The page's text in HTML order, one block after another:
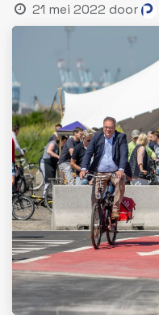
21 mei 2022 door